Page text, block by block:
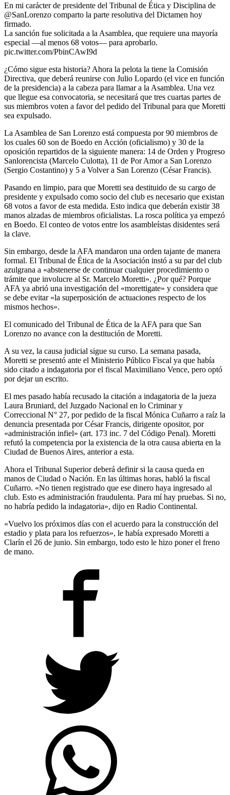
En mi carácter de presidente del Tribunal de Ética y Disciplina de
@SanLorenzo comparto la parte resolutiva del Dictamen hoy
firmado.
La sanción fue solicitada a la Asamblea, que requiere una mayoría
especial —al menos 68 votos— para aprobarlo.
pic.twitter.com/PbinCAwI9d
¿Cómo sigue esta historia? Ahora la pelota la tiene la Comisión
Directiva, que deberá reunirse con Julio Lopardo (el vice en función
de la presidencia) a la cabeza para llamar a la Asamblea. Una vez
que llegue esa convocatoria, se necesitará que tres cuartas partes de
sus miembros voten a favor del pedido del Tribunal para que Moretti
sea expulsado.
La Asamblea de San Lorenzo está compuesta por 90 miembros de
los cuales 60 son de Boedo en Acción (oficialismo) y 30 de la
oposición repartidos de la siguiente manera: 14 de Orden y Progreso
Sanlorencista (Marcelo Culotta), 11 de Por Amor a San Lorenzo
(Sergio Costantino) y 5 a Volver a San Lorenzo (César Francis).
Pasando en limpio, para que Moretti sea destituido de su cargo de
presidente y expulsado como socio del club es necesario que existan
68 votos a favor de esta medida. Esto indica que deberán existir 38
manos alzadas de miembros oficialistas. La rosca política ya empezó
en Boedo. El conteo de votos entre los asambleístas disidentes será
la clave.
Sin embargo, desde la AFA mandaron una orden tajante de manera
formal. El Tribunal de Ética de la Asociación instó a su par del club
azulgrana a «abstenerse de continuar cualquier procedimiento o
trámite que involucre al Sr. Marcelo Moretti». ¿Por qué? Porque
AFA ya abrió una investigación del «morettigate» y considera que
se debe evitar «la superposición de actuaciones respecto de los
mismos hechos».
El comunicado del Tribunal de Ética de la AFA para que San
Lorenzo no avance con la destitución de Moretti.
A su vez, la causa judicial sigue su curso. La semana pasada,
Moretti se presentó ante el Ministerio Público Fiscal ya que había
sido citado a indagatoria por el fiscal Maximiliano Vence, pero optó
por dejar un escrito.
El mes pasado había recusado la citación a indagatoria de la jueza
Laura Bruniard, del Juzgado Nacional en lo Criminar y
Correccional N° 27, por pedido de la fiscal Mónica Cuñarro a raíz la
denuncia presentada por César Francis, dirigente opositor, por
«administración infiel» (art. 173 inc. 7 del Código Penal). Moretti
refutó la competencia por la existencia de la otra causa abierta en la
Ciudad de Buenos Aires, anterior a esta.
Ahora el Tribunal Superior deberá definir si la causa queda en
manos de Ciudad o Nación. En las últimas horas, habló la fiscal
Cuñarro. «No tienen registrado que ese dinero haya ingresado al
club. Esto es administración fraudulenta. Para mí hay pruebas. Si no,
no habría pedido la indagatoria», dijo en Radio Continental.
«Vuelvo los próximos días con el acuerdo para la construcción del
estadio y plata para los refuerzos», le había expresado Moretti a
Clarín el 26 de junio. Sin embargo, todo esto le hizo poner el freno
de mano.